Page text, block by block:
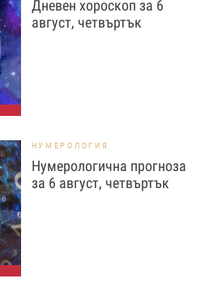
Дневен хороскоп за 6
август, четвъртък
НУМЕРОЛОГИЯ
Нумерологична прогноза
за 6 август, четвъртък